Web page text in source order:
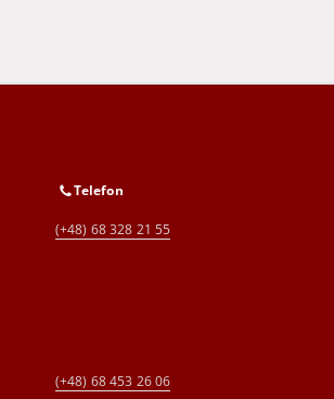
Telefon
(+48) 68 328 21 55
(+48) 68 453 26 06